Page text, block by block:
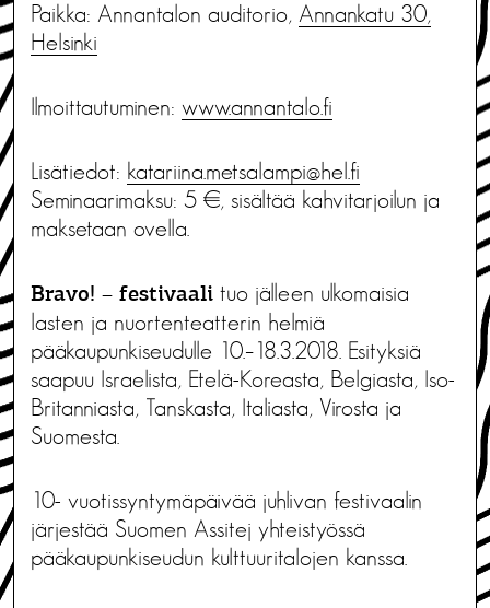
Paikka: Annantalon auditorio, Annankatu 30,
Helsinki
Ilmoittautuminen: www.annantalo.fi
Lisätiedot: katariina.metsalampi@hel.fi
Seminaarimaksu: 5 €, sisältää kahvitarjoilun ja
maksetaan ovella.
Bravo! – festivaali tuo jälleen ulkomaisia
lasten ja nuortenteatterin helmiä
pääkaupunkiseudulle 10.–18.3.2018. Esityksiä
saapuu Israelista, Etelä-Koreasta, Belgiasta, Iso-
Britanniasta, Tanskasta, Italiasta, Virosta ja
Suomesta.
10- vuotissyntymäpäivää juhlivan festivaalin
järjestää Suomen Assitej yhteistyössä
pääkaupunkiseudun kulttuuritalojen kanssa.